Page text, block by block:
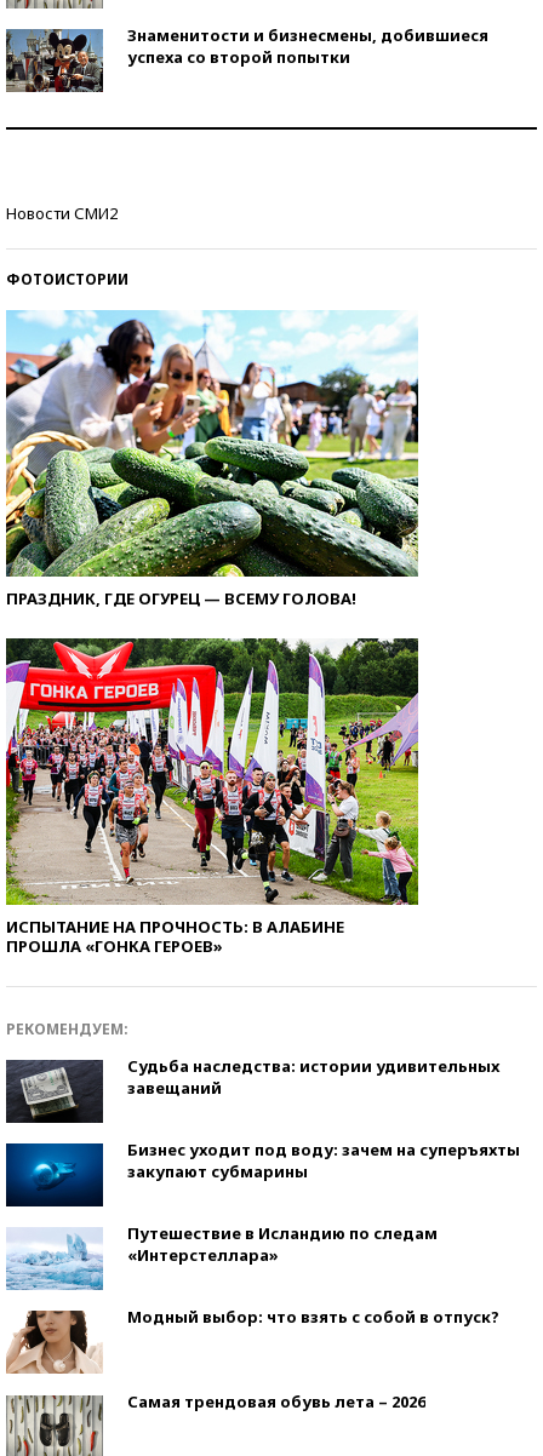
Знаменитости и бизнесмены, добившиеся
успеха со второй попытки
Новости СМИ2
ФОТОИСТОРИИ
ПРАЗДНИК, ГДЕ ОГУРЕЦ — ВСЕМУ ГОЛОВА!
ИСПЫТАНИЕ НА ПРОЧНОСТЬ: В АЛАБИНЕ
ПРОШЛА «ГОНКА ГЕРОЕВ»
РЕКОМЕНДУЕМ:
Судьба наследства: истории удивительных
завещаний
Бизнес уходит под воду: зачем на суперъяхты
закупают субмарины
Путешествие в Исландию по следам
«Интерстеллара»
Модный выбор: что взять с собой в отпуск?
Самая трендовая обувь лета – 2026